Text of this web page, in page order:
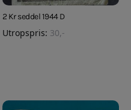
2 Kr seddel 1944 D
Utropspris: 30,-